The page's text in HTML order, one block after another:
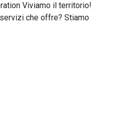
Viviamo il territorio!
che offre? Stiamo